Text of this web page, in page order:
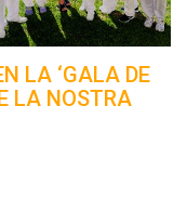
LA ‘GALA DE
LA NOSTRA